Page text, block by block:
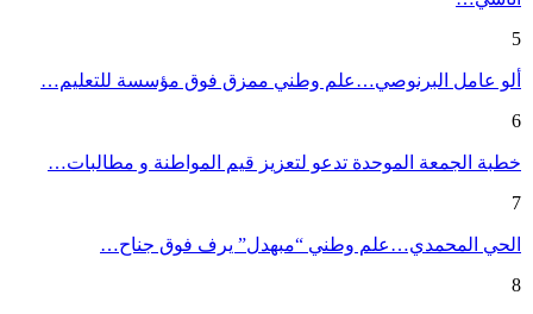
5
ألو عامل البرنوصي…علم وطني ممزق فوق مؤسسة للتعليم…
6
خطبة الجمعة الموحدة تدعو لتعزيز قيم المواطنة و مطالبات…
7
الحي المحمدي…علم وطني “مبهدل” يرف فوق جناح…
8